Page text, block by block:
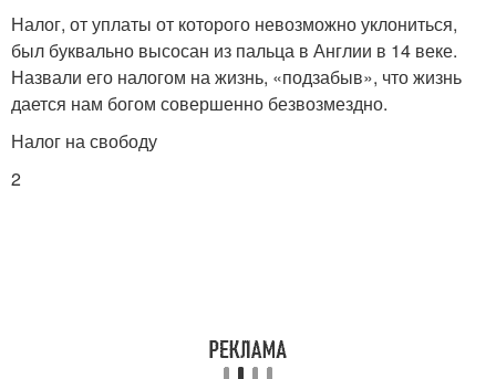
Налог, от уплаты от которого невозможно уклониться,
был буквально высосан из пальца в Англии в 14 веке.
Назвали его налогом на жизнь, «подзабыв», что жизнь
дается нам богом совершенно безвозмездно.
Налог на свободу
2